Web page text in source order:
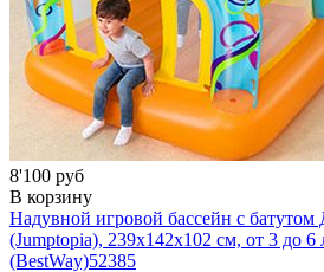
8'100 руб
В корзину
Надувной игровой бассейн с
(Jumptopia), 239x142x102 см, от 3 до 6
(BestWay)52385